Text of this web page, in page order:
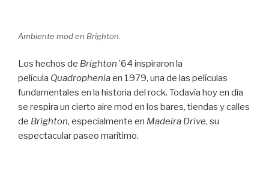
Ambiente mod en Brighton.
Los hechos de Brighton ’64 inspiraron la
película Quadropheniaen 1979, una de las películas
fundamentales en la historia del rock. Todavía hoy en día
se respira un cierto aire mod en los bares, tiendas y calles
de Brighton, especialmente en Madeira Drive, su
espectacular paseo marítimo.